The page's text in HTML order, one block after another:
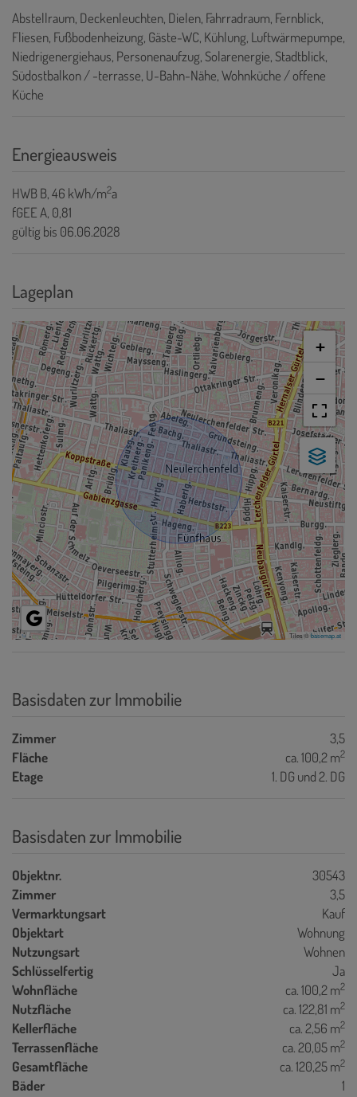
Abstellraum Deckenleuchten Dielen Fahrradraum Fernblick
Fliesen Fußbodenheizung Gäste-WC Kühlung Luftwärmepumpe
Niedrigenergiehaus Personenaufzug Solarenergie Stadtblick
Südostbalkon / -terrasse U-Bahn-Nähe Wohnküche / offene
Küche
Energieausweis
HWBB, 46 kWh/m2a
fGEEA, 0,81
gültig bis 06.06.2028
Lageplan
+
−
Tiles ©basemap.at
Basisdaten zur Immobilie
Zimmer
3,5
Fläche
ca. 100,2 m2
Etage 1. DG und 2. DG
Basisdaten zur Immobilie
Objektnr.
30543
Zimmer
3,5
Vermarktungsart
Kauf
Objektart
Wohnung
Nutzungsart
Wohnen
Schlüsselfertig
Ja
Wohnfläche
ca. 100,2 m2
Nutzfläche ca. 122,81 m2
Kellerfläche ca. 2,56 m2
Terrassenfläche ca. 20,05 m2
Gesamtfläche ca. 120,25 m2
Bäder
1